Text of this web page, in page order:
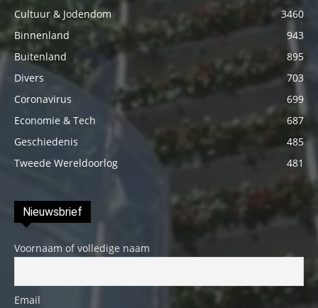
Cultuur & Jodendom
3460
Binnenland
943
Buitenland
895
Divers
703
Coronavirus
699
Economie & Tech
687
Geschiedenis
485
Tweede Wereldoorlog
481
Nieuwsbrief
Voornaam of volledige naam
Email